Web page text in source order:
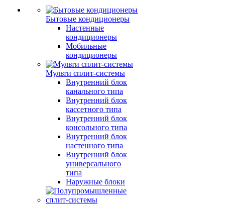
Бытовые кондиционеры
Настенные
кондиционеры
Мобильные
кондиционеры
Мульти сплит-системы
Внутренний блок
канального типа
Внутренний блок
кассетного типа
Внутренний блок
консольного типа
Внутренний блок
настенного типа
Внутренний блок
универсального
типа
Наружные блоки